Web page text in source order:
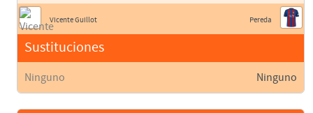
Vicente Guillot
Sustituciones
Ninguno
Pereda
Ninguno